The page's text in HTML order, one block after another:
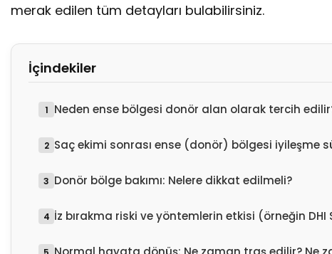
merak edilen tüm detayları bulabilirsiniz.
İçindekiler
Neden ense bölgesi donör alan olarak tercih
Saç ekimi sonrası ense (donör) bölgesi iyileşme
Donör bölge bakımı: Nelere dikkat edilmeli?
İz bırakma riski ve yöntemlerin etkisi (örneğin DHI